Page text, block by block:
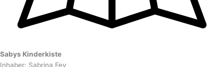
Sabys Kinderkiste
Inhaber: Sabrina Fey